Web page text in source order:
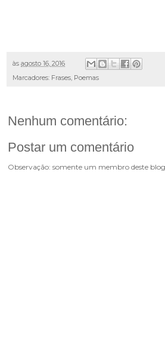
às agosto 16, 2016
Marcadores: Frases, Poemas
Nenhum comentário:
Postar um comentário
Observação: somente um membro deste